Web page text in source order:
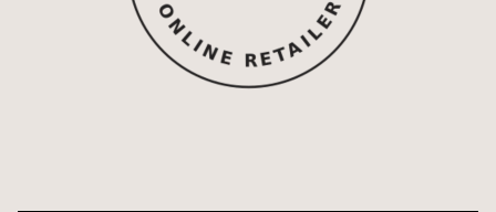
Informativa sui rimborsi